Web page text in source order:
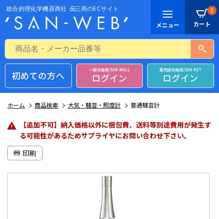
0
初めての方へ 一般会員様/SAN-MALL
ログイン
販売店会員様/SAN-NET
ログイン
ホーム 商品検索 大気・騒音・照度計 普通騒音計
【追加不可】納入価格以外に梱包費、送料等別途費用が発生す
る可能性があるためサプライヤにお問い合わせ下さい。
印刷